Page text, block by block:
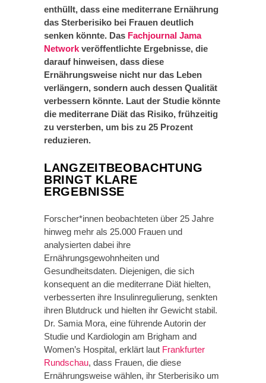
enthüllt, dass eine mediterrane Ernährung
das Sterberisiko bei Frauen deutlich
senken könnte. Das Fachjournal Jama
Network veröffentlichte Ergebnisse, die
darauf hinweisen, dass diese
Ernährungsweise nicht nur das Leben
verlängern, sondern auch dessen Qualität
verbessern könnte. Laut der Studie könnte
die mediterrane Diät das Risiko, frühzeitig
zu versterben, um bis zu 25 Prozent
reduzieren.
LANGZEITBEOBACHTUNG
BRINGT KLARE
ERGEBNISSE
Forscher*innen beobachteten über 25 Jahre
hinweg mehr als 25.000 Frauen und
analysierten dabei ihre
Ernährungsgewohnheiten und
Gesundheitsdaten. Diejenigen, die sich
konsequent an die mediterrane Diät hielten,
verbesserten ihre Insulinregulierung, senkten
ihren Blutdruck und hielten ihr Gewicht stabil.
Dr. Samia Mora, eine führende Autorin der
Studie und Kardiologin am Brigham and
Women’s Hospital, erklärt laut Frankfurter
Rundschau, dass Frauen, die diese
Ernährungsweise wählen, ihr Sterberisiko um